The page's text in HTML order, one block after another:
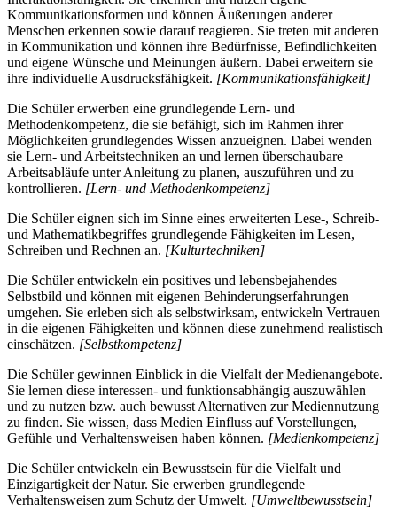
Kommunikationsformen und können Äußerungen anderer
Menschen erkennen sowie darauf reagieren. Sie treten mit anderen
in Kommunikation und können ihre Bedürfnisse, Befindlichkeiten
und eigene Wünsche und Meinungen äußern. Dabei erweitern sie
ihre individuelle Ausdrucksfähigkeit. [Kommunikationsfähigkeit]
Die Schüler erwerben eine grundlegende Lern- und
Methodenkompetenz, die sie befähigt, sich im Rahmen ihrer
Möglichkeiten grundlegendes Wissen anzueignen. Dabei wenden
sie Lern- und Arbeitstechniken an und lernen überschaubare
Arbeitsabläufe unter Anleitung zu planen, auszuführen und zu
kontrollieren. [Lern- und Methodenkompetenz]
Die Schüler eignen sich im Sinne eines erweiterten Lese-, Schreib-
und Mathematikbegriffes grundlegende Fähigkeiten im Lesen,
Schreiben und Rechnen an. [Kulturtechniken]
Die Schüler entwickeln ein positives und lebensbejahendes
Selbstbild und können mit eigenen Behinderungserfahrungen
umgehen. Sie erleben sich als selbstwirksam, entwickeln Vertrauen
in die eigenen Fähigkeiten und können diese zunehmend realistisch
einschätzen. [Selbstkompetenz]
Die Schüler gewinnen Einblick in die Vielfalt der Medienangebote.
Sie lernen diese interessen- und funktionsabhängig auszuwählen
und zu nutzen bzw. auch bewusst Alternativen zur Mediennutzung
zu finden. Sie wissen, dass Medien Einfluss auf Vorstellungen,
Gefühle und Verhaltensweisen haben können. [Medienkompetenz]
Die Schüler entwickeln ein Bewusstsein für die Vielfalt und
Einzigartigkeit der Natur. Sie erwerben grundlegende
Verhaltensweisen zum Schutz der Umwelt. [Umweltbewusstsein]